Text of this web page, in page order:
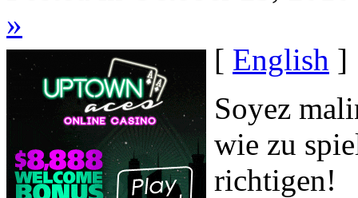
»
[ English ]
Soyez
wie zu
richtigen!